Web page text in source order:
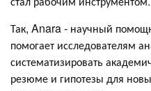
Так, Anara - научный
помогает исследователям
систематизировать
резюме и гипотезы для